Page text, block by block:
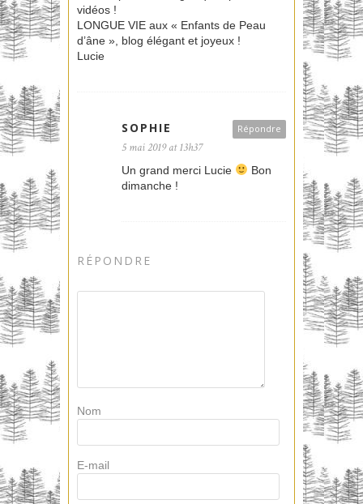
vidéos !
LONGUE VIE aux « Enfants de Peau
d’âne », blog élégant et joyeux !
Lucie
Répondre
SOPHIE
5 mai 2019 at 13h37
Un grand merci Lucie
Bon
dimanche !
RÉPONDRE
Nom
E-mail